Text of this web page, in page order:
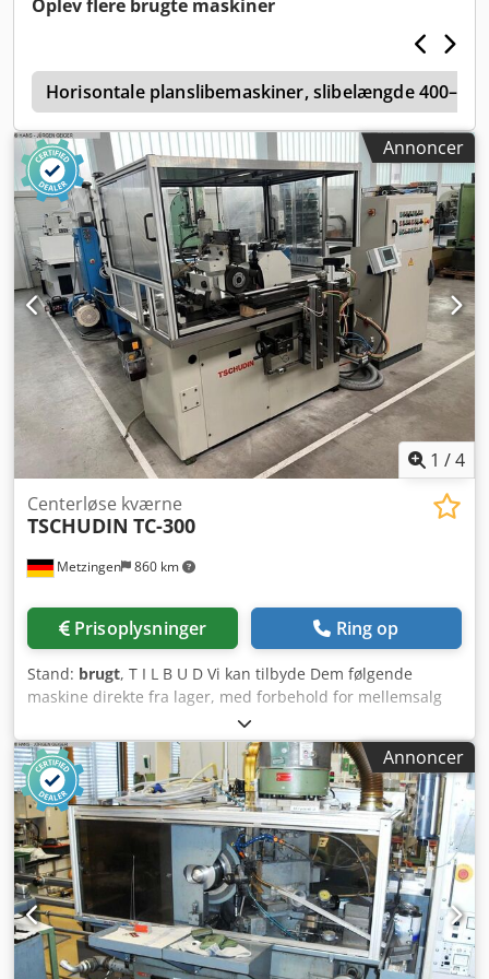
støbejernsstøttelegeme og hydrodynamiske segmentlejer.
funktioner. Hurtig og nem omstilling til forskellige emner
og materialer. Eftersyn Juli 2026 Emne-diameter 0,5 - 40
mm Slibeskivens mål (diameter x bredde x tykkelse) 290 x
100 x 150 mm Reguleringsskivens mål (diameter x bredde
x tykkelse) 200 x 100 x 120 mm Dcsdpfx Agszpf H Sexek
Totalvægt 1.200 kg Total effekt 5,5 kW / 400 V / 50 Hz
Oplev flere brugte maskiner
Horisontale planslibemaskiner, slibelængde
Annoncer
1 /4
Metzingen 860 km
Centerløse kværne
TSCHUDIN TC-300
Prisoplysninger Ring op
Stand: brugt, T I L B U D Vi kan tilbyde Dem følgende
maskine direkte fra lager, med forbehold for mellemsalg
og fejl: TSCHUDIN (CH) Centerløs rundslibemaskine Model:
TC-300 Årgang: 2001 Slibeområde - Ø: 0,5 – 25 mm (30)
Maks. emnelængde ved indstikslibning: 125 mm (140)
Maks. emnelængde ved gennemløbsslibning: 300 mm
Slibeskivemål: Ø x bredde: Ø 300 x 125 mm (140)
Regelskivemål: Ø x bredde: Ø 225 x 125 mm (140)
Slibeskivens periferihastighed: 35 m/sek Slibeskive
indføring: 3 mm Regelskiveomdrejninger, trinløse: 0 – 444
omdr./min. Regelskivehældning: Grad Slibeskivedrift ca.:
7,5 kW Samlet tilslutning ca.: 13 kW – 380 V – 50 Hz Vægt:
2.500 kg Ekstraudstyr/Særlige egenskaber: • Maskinen
arbejder med en fast emneposition, hvilket muliggør
Annoncer